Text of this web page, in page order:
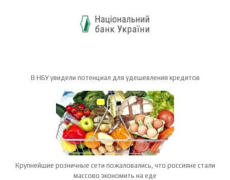
В НБУ увидели потенциал для удешевления кредитов
Крупнейшие розничные сети пожаловались, что россияне cтали
массово экономить на еде